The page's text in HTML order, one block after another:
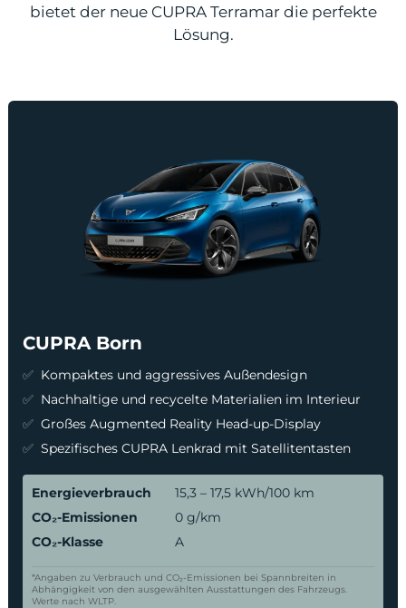
bietet der neue CUPRA Terramar die perfekte
Lösung.
CUPRA Born
Kompaktes und aggressives Außendesign
Nachhaltige und recycelte Materialien im Interieur
Großes Augmented Reality Head-up-Display
Spezifisches CUPRA Lenkrad mit Satellitentasten
Energieverbrauch
15,3 – 17,5 kWh/100 km
CO₂-Emissionen
0 g/km
CO₂-Klasse
A
*Angaben zu Verbrauch und CO₂-Emissionen bei Spannbreiten in
Abhängigkeit von den ausgewählten Ausstattungen des Fahrzeugs.
Werte nach WLTP.